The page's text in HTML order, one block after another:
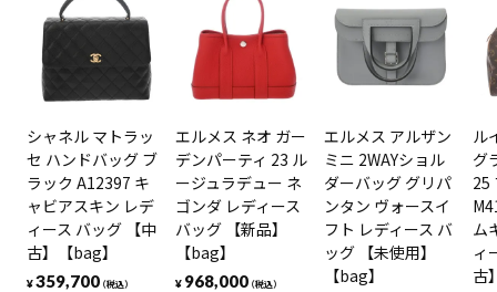
シャネル マトラッ
セ ハンドバッグ ブ
ラック A12397 キ
ャビアスキン レデ
ィース バッグ 【中
古】【bag】
¥359,700（税込）
エルメス ネオ ガー
デンパーティ 23 ル
ージュラデュー ネ
ゴンダ レディース
バッグ 【新品】
【bag】
¥ 968,000（税込）
エルメス アルザン
ミニ 2WAYショル
ダーバッグ グリパ
ンタン ヴォースイ
フト レディース バ
ッグ 【未使用】
【bag】
ル
グ
25
ム
ィ
古